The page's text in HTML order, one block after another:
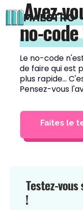
Avez-
no-
Le no-code
de faire qui est
plus rapide...
Pensez-vous
Faites le
Testez-
!